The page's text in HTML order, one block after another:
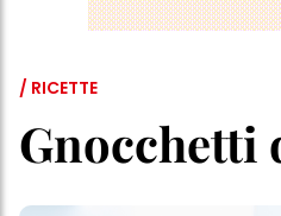
/ RICETTE
Gnocchetti